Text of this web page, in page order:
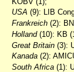
USA (9): LIB
Frankreich (2):
Holland(10): KB
Great Britain (3):
Kanada (2):
South Africa (1):